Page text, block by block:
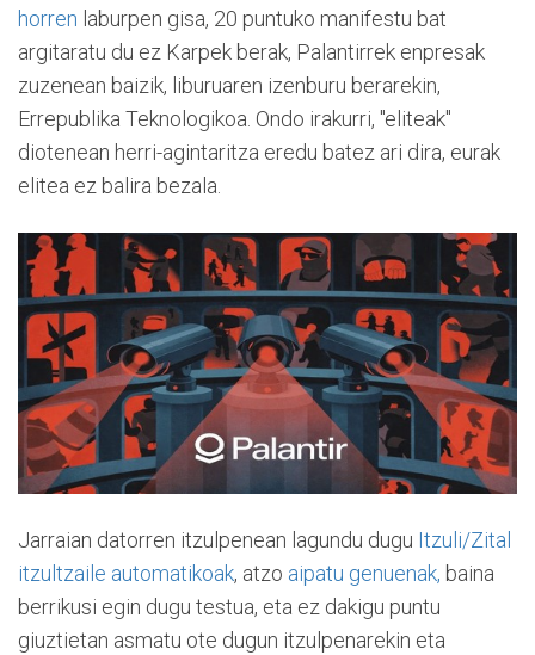
horren laburpen gisa, 20 puntuko manifestu bat
argitaratu du ez Karpek berak, Palantirrek enpresak
zuzenean baizik, liburuaren izenburu berarekin,
Errepublika Teknologikoa. Ondo irakurri, "eliteak"
diotenean herri-agintaritza eredu batez ari dira, eurak
elitea ez balira bezala.
Jarraian datorren itzulpenean lagundu dugu Itzuli/Zital
itzultzaile automatikoak, atzo aipatu genuenak, baina
berrikusi egin dugu testua, eta ez dakigu puntu
giuztietan asmatu ote dugun itzulpenarekin eta